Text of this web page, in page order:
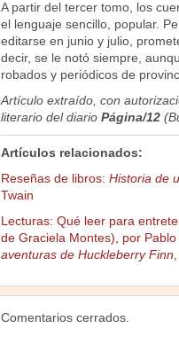
A partir del tercer tomo, los
el lenguaje sencillo, popular.
editarse en junio y julio,
decir, se le notó siempre,
robados y periódicos de
Artículo extraído, con
literario del diario Página/12
Artículos relacionados:
Reseñas de libros: Historia de
Twain
Lecturas: Qué leer para
de Graciela Montes), por
aventuras de Huckleberry Finn
Comentarios cerrados.